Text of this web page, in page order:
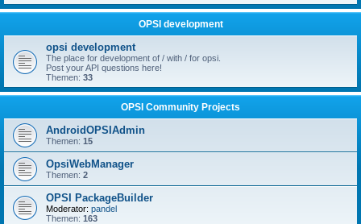
OPSI development
opsi development
The place for development of / with / for opsi.
Post your API questions here!
Themen: 33
OPSI Community Projects
AndroidOPSIAdmin
Themen: 15
OpsiWebManager
Themen: 2
OPSI PackageBuilder
Moderator: pandel
Themen: 163